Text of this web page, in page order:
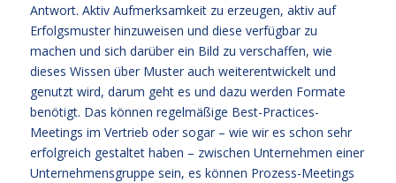
Antwort. Aktiv Aufmerksamkeit zu erzeugen, aktiv auf
Erfolgsmuster hinzuweisen und diese verfügbar zu
machen und sich darüber ein Bild zu verschaffen, wie
dieses Wissen über Muster auch weiterentwickelt und
genutzt wird, darum geht es und dazu werden Formate
benötigt. Das können regelmäßige Best-Practices-
Meetings im Vertrieb oder sogar – wie wir es schon sehr
erfolgreich gestaltet haben – zwischen Unternehmen einer
Unternehmensgruppe sein, es können Prozess-Meetings